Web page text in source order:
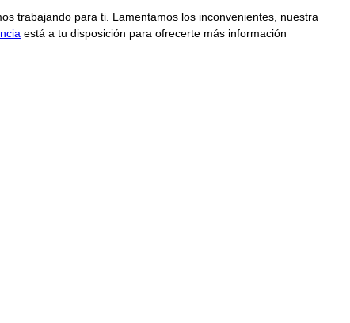
trabajando para ti. Lamentamos los inconvenientes, nuestra
está a tu disposición para ofrecerte más información